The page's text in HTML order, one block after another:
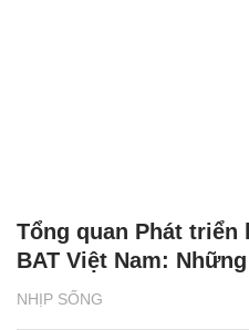
NHỊP SỐNG
Tổng quan Phát triển
BAT Việt Nam: